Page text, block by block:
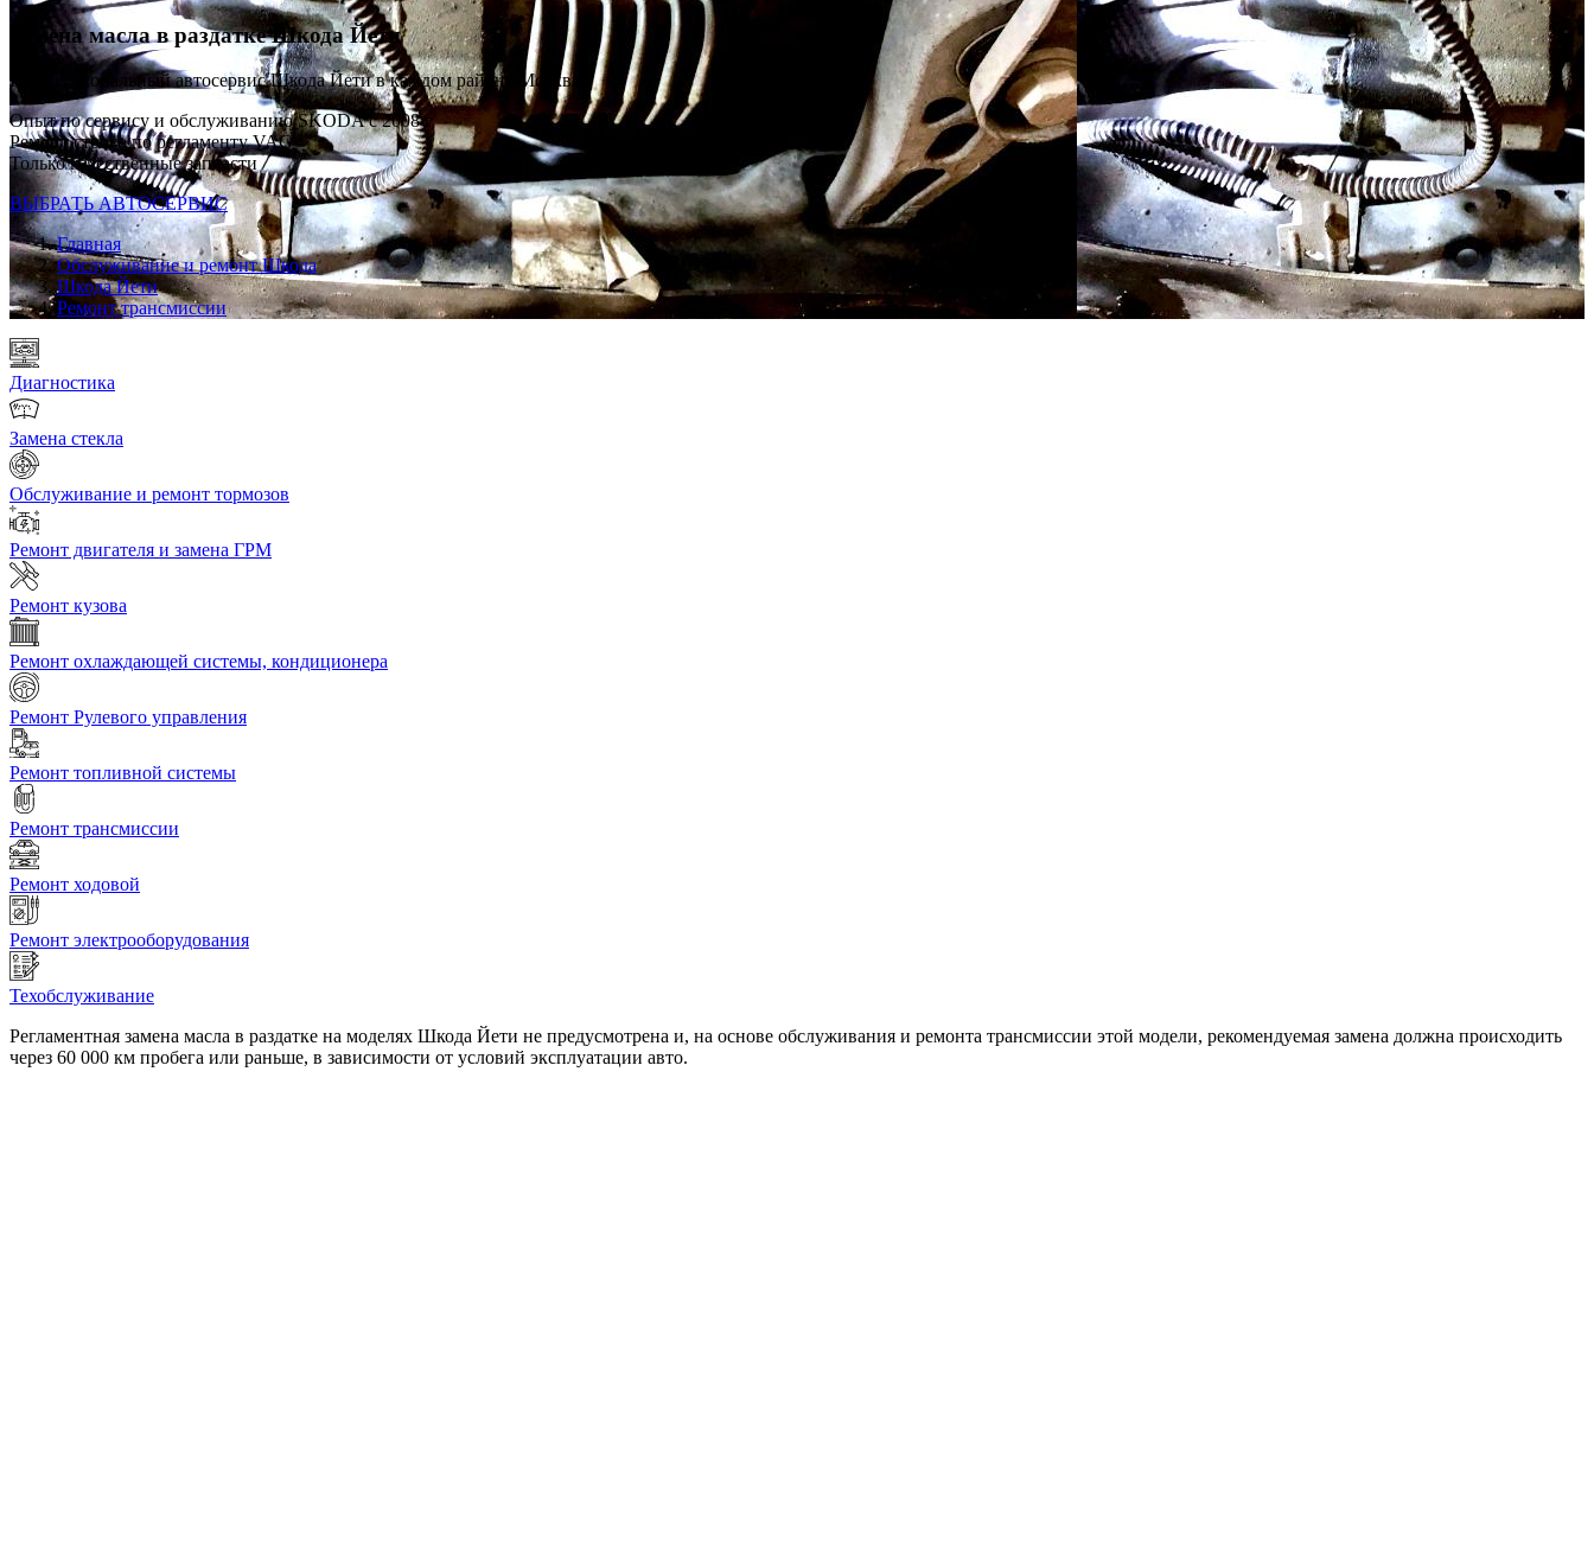
Замена масла в раздаткеШкода Йети
Профессиональный автосервис Шкода Йети в каждом районе Москвы
Опыт по сервису и обслуживанию SKODA с 2008 г
Ремонт строго по регламенту VAG
Только качественные запчасти
ВЫБРАТЬ АВТОСЕРВИС
Главная
Обслуживание и ремонт Шкода
Шкода Йети
Ремонт трансмиссии
Диагностика
Замена стекла
Обслуживание и ремонт тормозов
Ремонт двигателя и замена ГРМ
Ремонт кузова
Ремонт охлаждающей системы, кондиционера
Ремонт Рулевого управления
Ремонт топливной системы
Ремонт трансмиссии
Ремонт ходовой
Ремонт электрооборудования
Техобслуживание
Регламентная замена масла в раздатке на моделях Шкода Йети не предусмотрена и, на основе обслуживания и ремонта трансмиссии этой модели, рекомендуемая замена должна происходить
через 60 000 км пробега или раньше, в зависимости от условий эксплуатации авто.